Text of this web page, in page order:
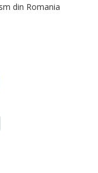
din Romania